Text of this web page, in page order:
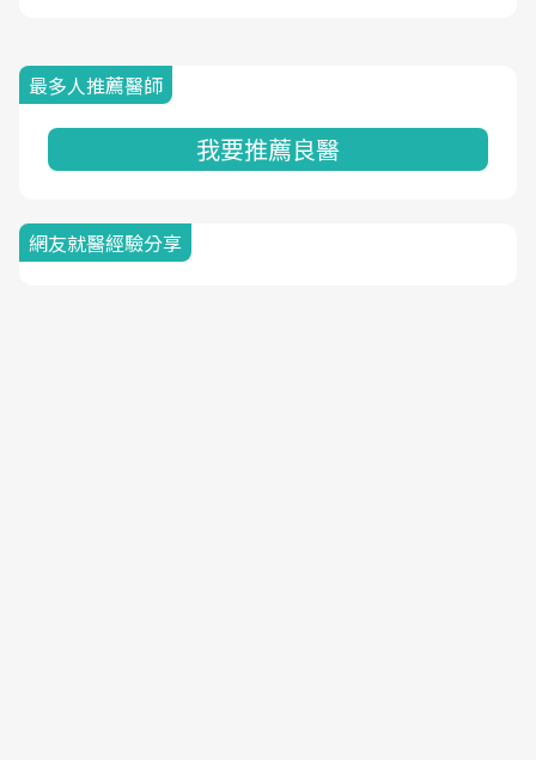
最多人推薦醫師
我要推薦良醫
網友就醫經驗分享